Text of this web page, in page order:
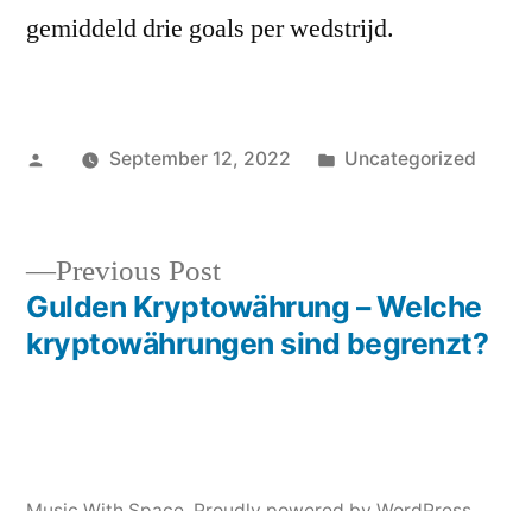
gemiddeld drie goals per wedstrijd.
PostedSeptember 12, 2022
Posted
Uncategorized
Post
Previous PostPrevious
post:
Gulden Kryptowährung – Welche
kryptowährungen sind begrenzt?